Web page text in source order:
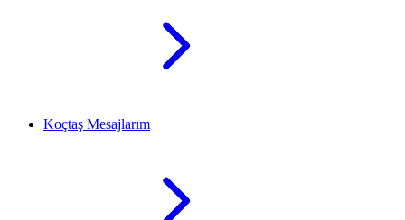
Koçtaş Mesajlarım